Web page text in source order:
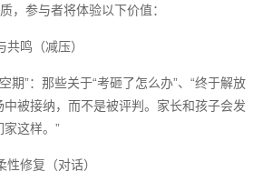
，参与者将体验以下价值：
共鸣（减压）
期”：那些关于“考砸了怎么办”、“终于解放
中被接纳，而不是被评判。家长和孩子会发
家这样。”
性修复（对话）